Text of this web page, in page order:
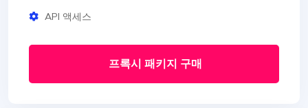
API 액세스
프록시 패키지 구매